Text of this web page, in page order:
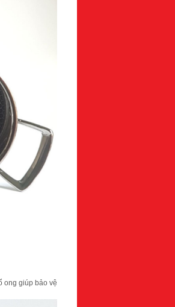
ong giúp bảo vệ